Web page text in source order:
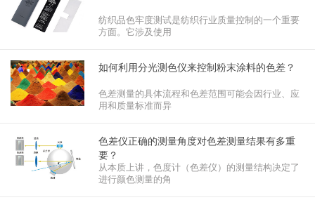
纺织品色牢度测试是纺织行业质量控制的一个重要
方面。它涉及使用
如何利用分光测色仪来控制粉末涂料的色差？
色差测量的具体流程和色差范围可能会因行业、应
用和质量标准而异
色差仪正确的测量角度对色差测量结果有多重
要？
从本质上讲，色度计（色差仪）的测量结构决定了
进行颜色测量的角